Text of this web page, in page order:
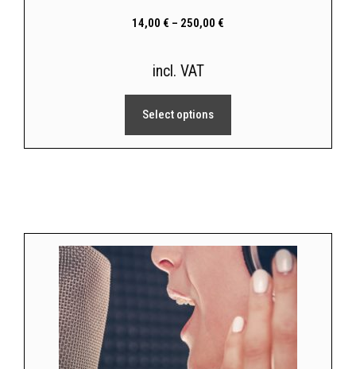
14,00 € – 250,00 €
incl. VAT
Select options